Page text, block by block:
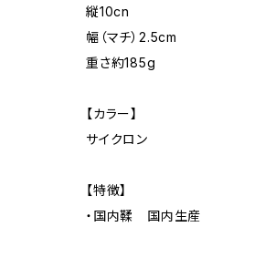
縦10cn
幅（マチ）2.5cm
重さ約185g
【カラー】
サイクロン
【特徴】
・国内鞣 国内生産